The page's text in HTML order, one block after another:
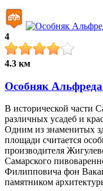
4
4.3 км
Особняк
В исторической части
различных усадеб и
Одним из знаменитых
площади считается
производителя
Самарского
Филипповича фон
памятником